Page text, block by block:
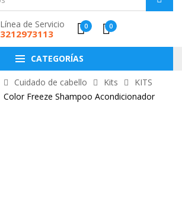
Línea de Servicio
3212973113
0 0
CATEGORÍAS
Cuidado de cabello Kits
KITS
Color Freeze Shampoo Acondicionador